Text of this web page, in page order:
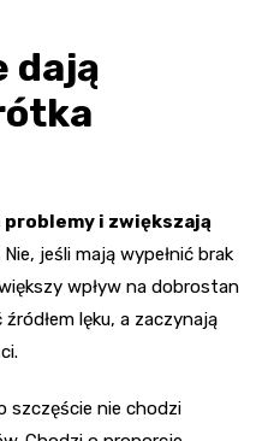
dają
i zwiększają
Nie, jeśli mają wypełnić brak
wpływ na dobrostan
lęku, a zaczynają
szczęście nie chodzi